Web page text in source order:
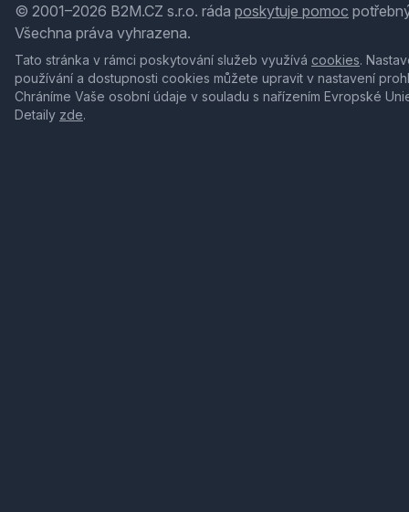
© 2001–2026 B2M.CZ s.r.o. ráda poskytuje pomoc
Všechna práva vyhrazena.
Tato stránka v rámci poskytování služeb využívá cookies.
používání a dostupnosti cookies můžete upravit v nastavení
Chráníme Vaše osobní údaje v souladu s nařízením Evropské
Detaily zde.